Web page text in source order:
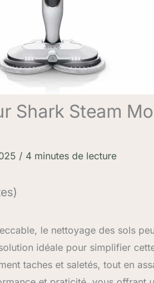
Shark Steam
/ 4 minutes de lecture
le nettoyage des sols
idéale pour simplifier
taches et saletés, tout en